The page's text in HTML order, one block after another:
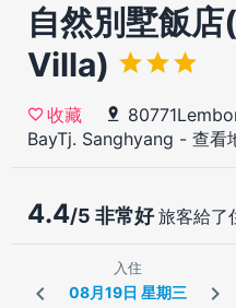
自然別墅飯
Villa)
收藏
BayTj. Sanghyang - 查看
4.4/5 非常好旅客給了
入住